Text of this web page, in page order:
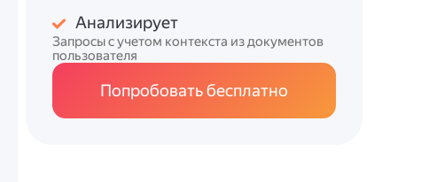
Анализирует
Запросы с учетом контекста из документов
пользователя
Попробовать бесплатно